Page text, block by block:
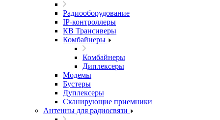
Радиооборудование
IP-контроллеры
КВ Трансиверы
Комбайнеры
Комбайнеры
Диплексеры
Модемы
Бустеры
Дуплексеры
Сканирующие приемники
Антенны для радиосвязи